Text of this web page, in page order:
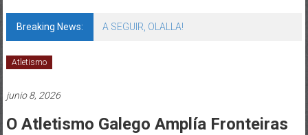
Breaking News: A SEGUIR, OLALLA!
Atletismo
junio 8, 2026
O Atletismo Galego Amplía Fronteiras